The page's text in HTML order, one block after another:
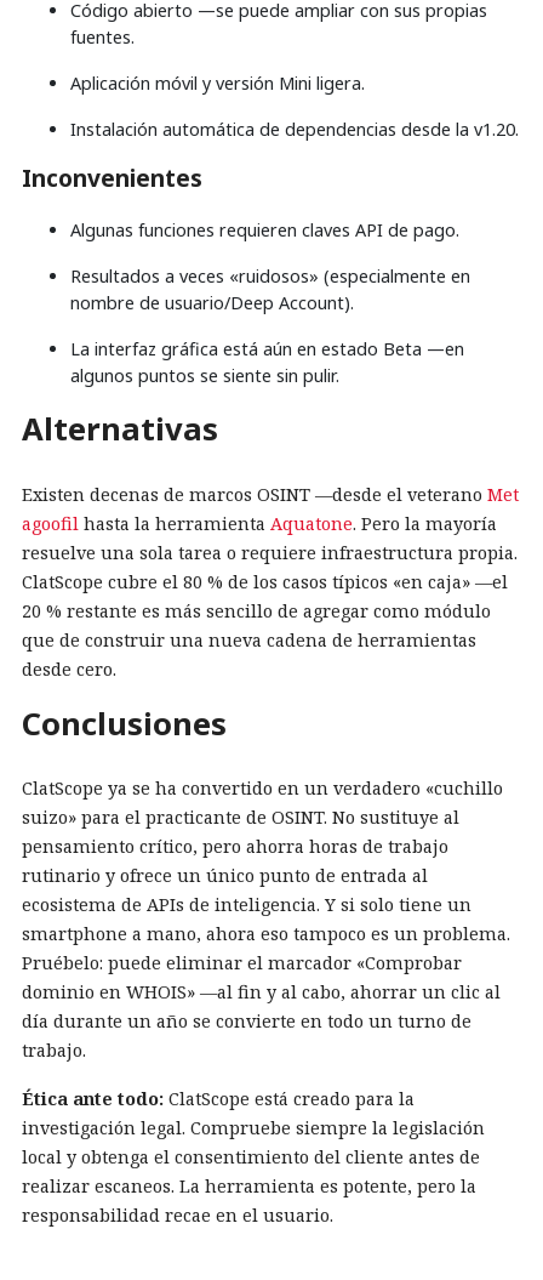
Código abierto —se puede ampliar con sus propias
fuentes.
Aplicación móvil y versión Mini ligera.
Instalación automática de dependencias desde la v1.20.
Inconvenientes
Algunas funciones requieren claves API de pago.
Resultados a veces «ruidosos» (especialmente en
nombre de usuario/Deep Account).
La interfaz gráfica está aún en estado Beta —en
algunos puntos se siente sin pulir.
Alternativas
Existen decenas de marcos OSINT —desde el veterano Met
agoofil hasta la herramienta Aquatone. Pero la mayoría
resuelve una sola tarea o requiere infraestructura propia.
ClatScope cubre el 80 % de los casos típicos «en caja» —el
20 % restante es más sencillo de agregar como módulo
que de construir una nueva cadena de herramientas
desde cero.
Conclusiones
ClatScope ya se ha convertido en un verdadero «cuchillo
suizo» para el practicante de OSINT. No sustituye al
pensamiento crítico, pero ahorra horas de trabajo
rutinario y ofrece un único punto de entrada al
ecosistema de APIs de inteligencia. Y si solo tiene un
smartphone a mano, ahora eso tampoco es un problema.
Pruébelo: puede eliminar el marcador «Comprobar
dominio en WHOIS» —al fin y al cabo, ahorrar un clic al
día durante un año se convierte en todo un turno de
trabajo.
Ética ante todo: ClatScope está creado para la
investigación legal. Compruebe siempre la legislación
local y obtenga el consentimiento del cliente antes de
realizar escaneos. La herramienta es potente, pero la
responsabilidad recae en el usuario.